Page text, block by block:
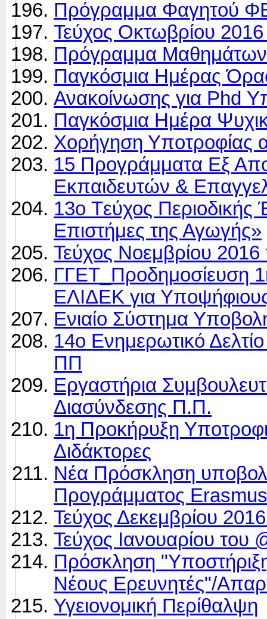
Πρόγραμμα Φαγητού
Τεύχος Οκτωβρίου
Πρόγραμμα
Παγκόσμια Ημέρας
Ανακοίνωσης για Phd
Παγκόσμια Ημέρα
Χορήγηση Υποτροφίας
15 Προγράμματα Εξ
Εκπαιδευτών &
13ο Tεύχος
Επιστήμες της Αγωγής»
Τεύχος Νοεμβρίου 2016
ΓΓΕΤ_Προδημοσίευση
ΕΛΙΔΕΚ για
Ενιαίο Σύστημα
14o Ενημερωτικό
ΠΠ
Εργαστήρια
Διασύνδεσης Π.Π.
1η Προκήρυξη
Διδάκτορες
Νέα Πρόσκληση
Προγράμματος
Τεύχος Δεκεμβρίου
Τεύχος Ιανουαρίου του
Πρόσκληση
Νέους Ερευνητές"/
Υγειονομική Περίθαλψη